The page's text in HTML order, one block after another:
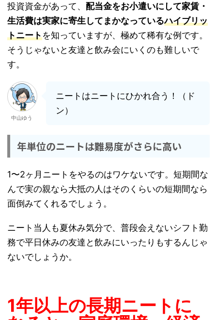
投資資金があって、 配当金をお小遣いにして家賃・
生活費は実家に寄生してまかなっているハイブリッ
トニートを知っていますが、極めて稀有な例です。
そうじゃないと友達と飲み会にいくのも難しいで
す。
中山ゆう
ニートはニートにひかれ合う！（ド
ン）
年単位のニートは難易度がさらに高い
1〜2ヶ月ニートをやるのはワケないです。短期間な
んで実の親なら大抵の人はそのくらいの短期間なら
面倒みてくれるでしょう。
ニート当人も夏休み気分で、普段会えないシフト勤
務で平日休みの友達と飲みにいったりもするんじゃ
ないでしょうか。
1年以上の長期ニートに